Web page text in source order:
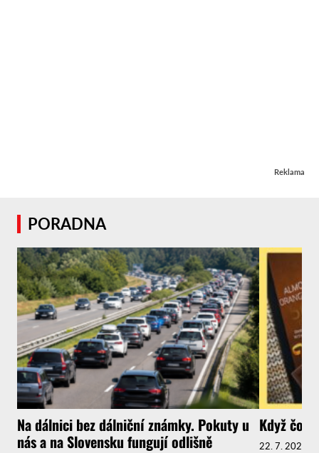
Reklama
PORADNA
Na dálnici bez dálniční známky. Pokuty u
nás a na Slovensku fungují odlišně
Když
22. 7. 2026